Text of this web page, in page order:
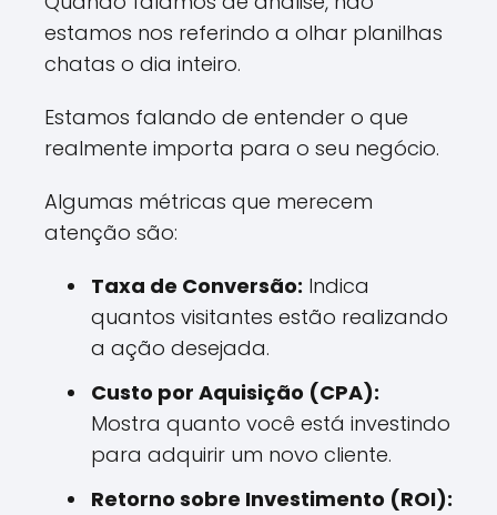
estamos nos referindo a olhar planilhas
chatas o dia inteiro.
Estamos falando de entender o que
realmente importa para o seu negócio.
Algumas métricas que merecem
atenção são:
Taxa de Conversão: Indica
quantos visitantes estão realizando
a ação desejada.
Custo por Aquisição (CPA):
Mostra quanto você está investindo
para adquirir um novo cliente.
Retorno sobre Investimento (ROI):